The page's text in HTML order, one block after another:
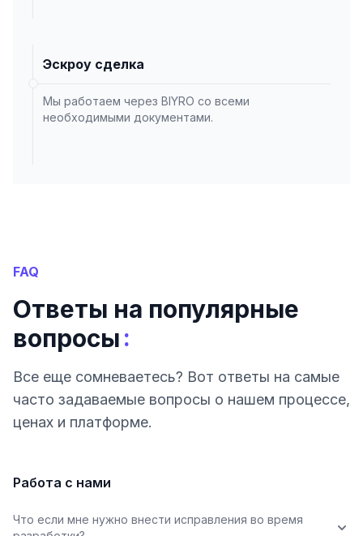
Эскроу сделка
Мы работаем через BIYRO со всеми
необходимыми документами.
FAQ
Ответы на популярные
вопросы:
Все еще сомневаетесь? Вот ответы на самые
часто задаваемые вопросы о нашем процессе,
ценах и платформе.
Работа с нами
Что если мне нужно внести исправления во время